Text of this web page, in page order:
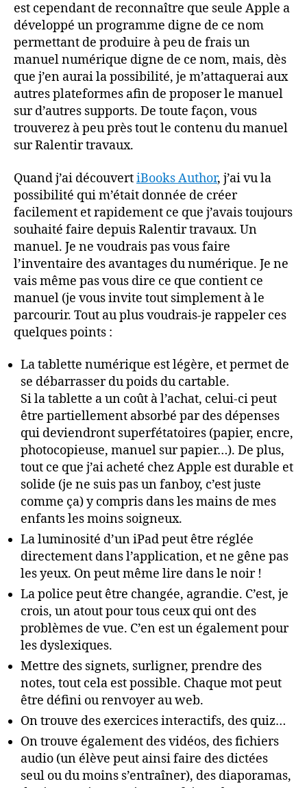
est cependant de reconnaître que seule Apple a
développé un programme digne de ce nom
permettant de produire à peu de frais un
manuel numérique digne de ce nom, mais, dès
que j’en aurai la possibilité, je m’attaquerai aux
autres plateformes afin de proposer le manuel
sur d’autres supports. De toute façon, vous
trouverez à peu près tout le contenu du manuel
sur Ralentir travaux.
Quand j’ai découvertiBooks Author, j’ai vu la
possibilité qui m’était donnée de créer
facilement et rapidement ce que j’avais toujours
souhaité faire depuis Ralentir travaux. Un
manuel. Je ne voudrais pas vous faire
l’inventaire des avantages du numérique. Je ne
vais même pas vous dire ce que contient ce
manuel (je vous invite tout simplement à le
parcourir. Tout au plus voudrais-je rappeler ces
quelques points :
La tablette numérique est légère, et permet de
se débarrasser du poids du cartable.
Si la tablette a un coût à l’achat, celui-ci peut
être partiellement absorbé par des dépenses
qui deviendront superfétatoires (papier, encre,
photocopieuse, manuel sur papier…). De plus,
tout ce que j’ai acheté chez Apple est durable et
solide (je ne suis pas un fanboy, c’est juste
comme ça) y compris dans les mains de mes
enfants les moins soigneux.
La luminosité d’un iPad peut être réglée
directement dans l’application, et ne gêne pas
les yeux. On peut même lire dans le noir !
La police peut être changée, agrandie. C’est, je
crois, un atout pour tous ceux qui ont des
problèmes de vue. C’en est un également pour
les dyslexiques.
Mettre des signets, surligner, prendre des
notes, tout cela est possible. Chaque mot peut
être défini ou renvoyer au web.
On trouve des exercices interactifs, des quiz…
On trouve également des vidéos, des fichiers
audio (un élève peut ainsi faire des dictées
seul ou du moins s’entraîner), des diaporamas,